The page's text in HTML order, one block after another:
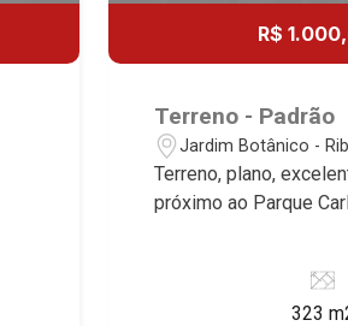
R$
Terreno - Padrão
Jardim Botânico -
Terreno, plano,
próximo ao Parque
323